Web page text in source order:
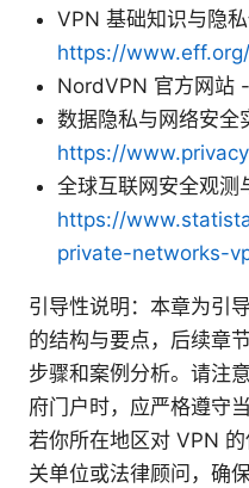
VPN 基础知识与隐
https://
NordVPN 官方网站 -
数据隐私与网络安全
https://
全球互联网安全观测
https://
private-networks-
引导性说明：本章为引
的结构与要点，后续章
步骤和案例分析。请注
府门户时，应严格遵守
若你所在地区对 VPN
关单位或法律顾问，确